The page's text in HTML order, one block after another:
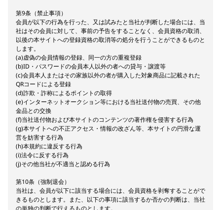
第9条（禁止事項）
会員が以下の行為を行った、又は試みたと当社が判断した場合には、当
社はその会員に対して、事前の予告をすることなく、会員資格の取消、
以後の本サイトへの登録資格の取消等の処分を行うことができるものと
します。
(a)虚偽の会員情報の登録、同一の方の重複登録
(b)ID・パスワードの会員本人以外の者への貸与・譲渡等
(c)会員本人またはその家族以外の者が購入した対象商品に記載された
QRコードによる登録
(d)詐欺・詐称によるポイントの取得
(e)インターネットオークション等における当社送付物の売買、その他
金品との交換
(f)当社送付物および本サイトのコンテンツの著作権を侵害する行為
(g)本サイトへの不正アクセス・情報の改ざん等、本サイトの円滑な運
営を妨害する行為
(h)本規約に違反する行為
(i)法令に反する行為
(j)その他当社が不適当と認める行為
第10条（強制退会）
当社は、会員が以下に該当する場合には、会員資格を剥奪することがで
きるものとします。また、以下の事項に該当するか否かの判断は、当社
の単独の判断で行えるものとします。